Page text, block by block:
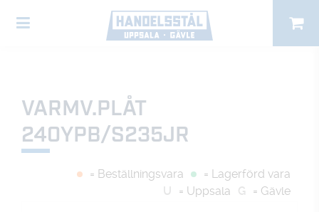
VARMV.PLÅT
240YPB/S235JR
= Beställningsvara
= Lagerförd vara
U
= Uppsala G = Gävle